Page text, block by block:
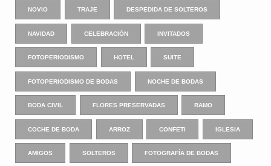
NOVIO TRAJE DESPEDIDA DE SOLTEROS
NAVIDAD CELEBRACIÓN INVITADOS
FOTOPERIODISMO HOTEL SUITE
FOTOPERIODISMO DE BODAS NOCHE DE BODAS
BODA CIVIL FLORES PRESERVADAS RAMO
COCHE DE BODA ARROZ CONFETI IGLESIA
AMIGOS SOLTEROS FOTOGRAFÍA DE BODAS